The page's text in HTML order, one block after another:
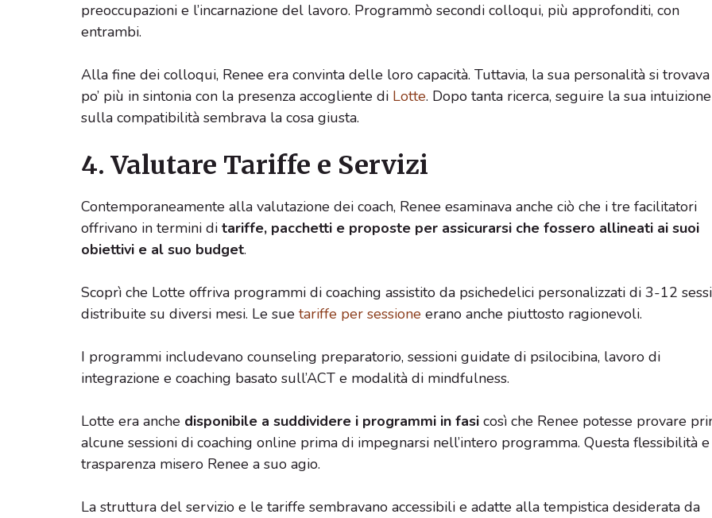
preoccupazioni e l’incarnazione del lavoro. Programmò secondi colloqui, più approfonditi, con
entrambi.
Alla fine dei colloqui, Renee era convinta delle loro capacità. Tuttavia, la sua personalità si
po’ più in sintonia con la presenza accogliente di Lotte. Dopo tanta ricerca, seguire la sua intuizione
sulla compatibilità sembrava la cosa giusta.
4. Valutare Tariffe e Servizi
Contemporaneamente alla valutazione dei coach, Renee esaminava anche ciò che i tre facilitatori
offrivano in termini di tariffe, pacchetti e proposte per assicurarsi che fossero allineati ai suoi
obiettivi e al suo budget.
Scoprì che Lotte offriva programmi di coaching assistito da psichedelici personalizzati di 3-12
distribuite su diversi mesi. Le sue tariffe per sessione erano anche piuttosto ragionevoli.
I programmi includevano counseling preparatorio, sessioni guidate di psilocibina, lavoro di
integrazione e coaching basato sull’ACT e modalità di mindfulness.
Lotte era anche disponibile a suddividere i programmi in fasi così che Renee potesse provare
alcune sessioni di coaching online prima di impegnarsi nell’intero programma. Questa flessibilità e
trasparenza misero Renee a suo agio.
La struttura del servizio e le tariffe sembravano accessibili e adatte alla tempistica desiderata da